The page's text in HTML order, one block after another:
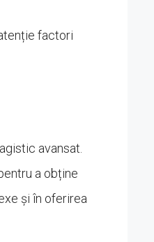
factori
avansat.
a obține
și în oferirea